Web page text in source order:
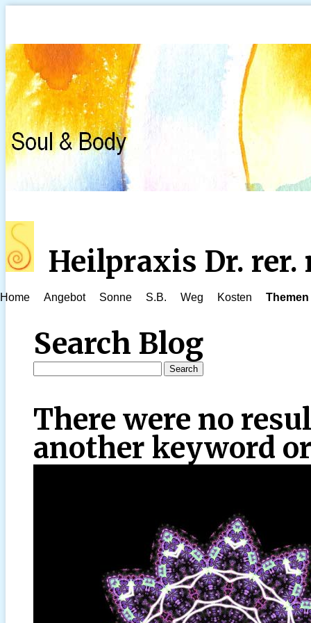
Heilpraxis Dr. rer.
Home Angebot Sonne S.B. Weg Kosten Themen
Search Blog
There were no
another keyword